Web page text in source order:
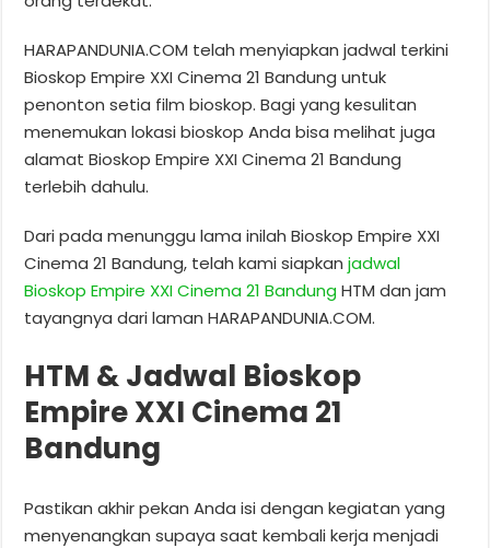
HARAPANDUNIA.COM telah menyiapkan jadwal terkini
Bioskop Empire XXI Cinema 21 Bandung untuk
penonton setia film bioskop. Bagi yang kesulitan
menemukan lokasi bioskop Anda bisa melihat juga
alamat Bioskop Empire XXI Cinema 21 Bandung
terlebih dahulu.
Dari pada menunggu lama inilah Bioskop Empire XXI
Cinema 21 Bandung, telah kami siapkanjadwal
Bioskop Empire XXI Cinema 21 Bandung HTM dan jam
tayangnya dari laman HARAPANDUNIA.COM.
HTM & Jadwal Bioskop
Empire XXI Cinema 21
Bandung
Pastikan akhir pekan Anda isi dengan kegiatan yang
menyenangkan supaya saat kembali kerja menjadi